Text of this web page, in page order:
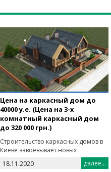
Цена на каркасный дом до
40000 у.е. (Цена на 3-х
комнатный каркасный дом
до 320 000 грн.)
Строительство каркасных домов в
Киеве завоевывает новых
поклонников, наша компания
предлагает готовый дом с
18.11.2020 далее...